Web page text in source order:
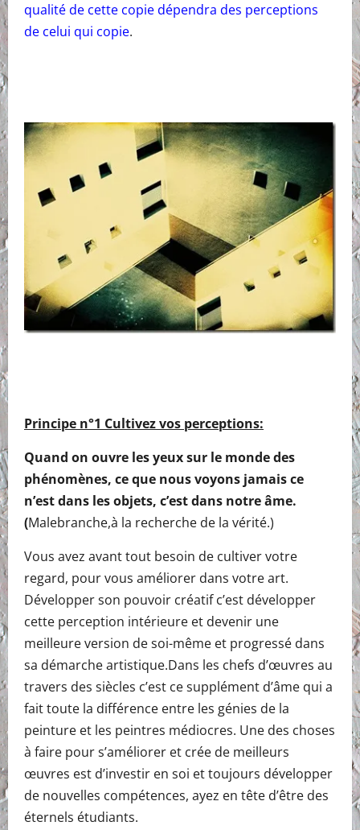
qualité de cette copie dépendra des perceptions
de celui qui copie.
Principe n°1 Cultivez vos perceptions:
Quand on ouvre les yeux sur le monde des
phénomènes, ce que nous voyons jamais ce
n’est dans les objets, c’est dans notre âme.
(Malebranche,à la recherche de la vérité.)
Vous avez avant tout besoin de cultiver votre
regard, pour vous améliorer dans votre art.
Développer son pouvoir créatif c’est développer
cette perception intérieure et devenir une
meilleure version de soi-même et progressé dans
sa démarche artistique.Dans les chefs d’œuvres au
travers des siècles c’est ce supplément d’âme qui a
fait toute la différence entre les génies de la
peinture et les peintres médiocres. Une des choses
à faire pour s’améliorer et crée de meilleurs
œuvres est d’investir en soi et toujours développer
de nouvelles compétences, ayez en tête d’être des
éternels étudiants.